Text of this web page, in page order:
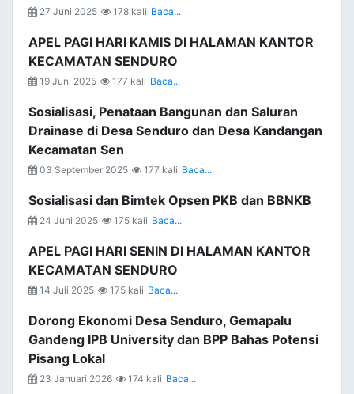
27 Juni 2025 178 kali Baca...
APEL PAGI HARI KAMIS DI HALAMAN KANTOR
KECAMATAN SENDURO
19 Juni 2025 177 kali Baca...
Sosialisasi, Penataan Bangunan dan Saluran
Drainase di Desa Senduro dan Desa Kandangan
Kecamatan Sen
03 September 2025 177 kali Baca...
Sosialisasi dan Bimtek Opsen PKB dan BBNKB
24 Juni 2025 175 kali Baca...
APEL PAGI HARI SENIN DI HALAMAN KANTOR
KECAMATAN SENDURO
14 Juli 2025 175 kali Baca...
Dorong Ekonomi Desa Senduro, Gemapalu
Gandeng IPB University dan BPP Bahas Potensi
Pisang Lokal
23 Januari 2026 174 kali Baca...